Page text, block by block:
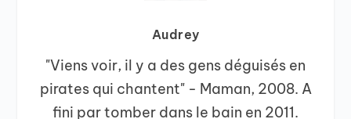
Audrey
"Viens voir, il y a des gens déguisés en
pirates qui chantent" - Maman, 2008. A
fini par tomber dans le bain en 2011.